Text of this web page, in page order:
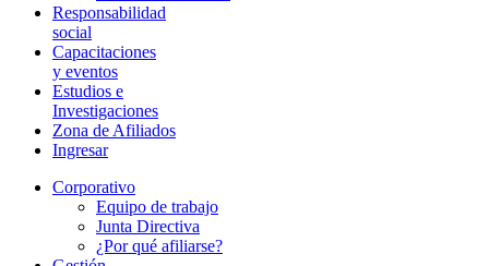
Responsabilidad
social
Capacitaciones
y eventos
Estudios e
Investigaciones
Zona de Afiliados
Ingresar
Corporativo
Equipo de trabajo
Junta Directiva
¿Por qué afiliarse?